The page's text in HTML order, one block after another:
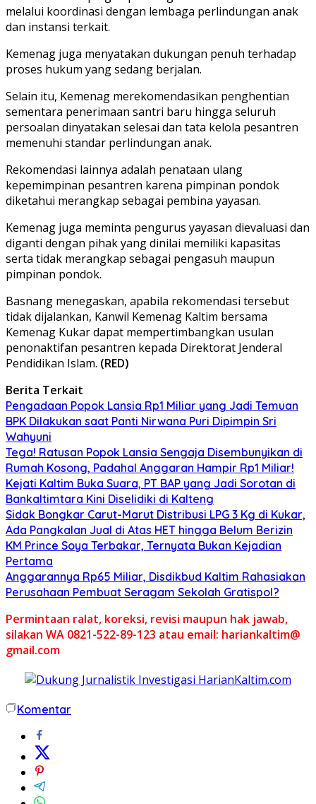
melalui koordinasi dengan lembaga perlindungan anak
dan instansi terkait.
Kemenag juga menyatakan dukungan penuh terhadap
proses hukum yang sedang berjalan.
Selain itu, Kemenag merekomendasikan penghentian
sementara penerimaan santri baru hingga seluruh
persoalan dinyatakan selesai dan tata kelola pesantren
memenuhi standar perlindungan anak.
Rekomendasi lainnya adalah penataan ulang
kepemimpinan pesantren karena pimpinan pondok
diketahui merangkap sebagai pembina yayasan.
Kemenag juga meminta pengurus yayasan dievaluasi dan
diganti dengan pihak yang dinilai memiliki kapasitas
serta tidak merangkap sebagai pengasuh maupun
pimpinan pondok.
Basnang menegaskan, apabila rekomendasi tersebut
tidak dijalankan, Kanwil Kemenag Kaltim bersama
Kemenag Kukar dapat mempertimbangkan usulan
penonaktifan pesantren kepada Direktorat Jenderal
Pendidikan Islam. (RED)
Berita Terkait
Pengadaan Popok Lansia Rp1 Miliar yang Jadi Temuan
BPK Dilakukan saat Panti Nirwana Puri Dipimpin Sri
Wahyuni
Tega! Ratusan Popok Lansia Sengaja Disembunyikan di
Rumah Kosong, Padahal Anggaran Hampir Rp1 Miliar!
Kejati Kaltim Buka Suara, PT BAP yang Jadi Sorotan di
Bankaltimtara Kini Diselidiki di Kalteng
Sidak Bongkar Carut-Marut Distribusi LPG 3 Kg di Kukar,
Ada Pangkalan Jual di Atas HET hingga Belum Berizin
KM Prince Soya Terbakar, Ternyata Bukan Kejadian
Pertama
Anggarannya Rp65 Miliar, Disdikbud Kaltim Rahasiakan
Perusahaan Pembuat Seragam Sekolah Gratispol?
Permintaan ralat, koreksi, revisi maupun hak jawab,
silakan WA 0821-522-89-123 atau email: hariankaltim@
gmail.com
Komentar